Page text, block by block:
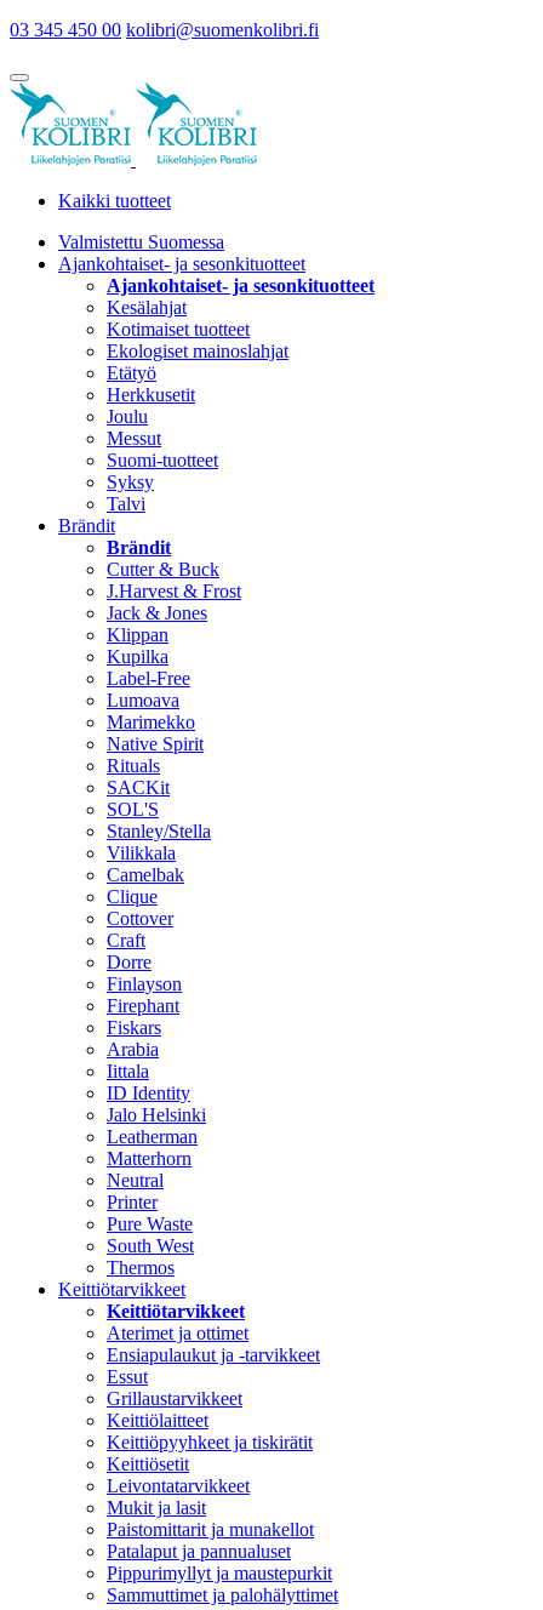
03 345 450 00 kolibri@suomenkolibri.fi
Kaikki tuotteet
Valmistettu Suomessa
Ajankohtaiset- ja sesonkituotteet
Ajankohtaiset- ja sesonkituotteet
Kesälahjat
Kotimaiset tuotteet
Ekologiset mainoslahjat
Etätyö
Herkkusetit
Joulu
Messut
Suomi-tuotteet
Syksy
Talvi
Brändit
Brändit
Cutter & Buck
J.Harvest & Frost
Jack & Jones
Klippan
Kupilka
Label-Free
Lumoava
Marimekko
Native Spirit
Rituals
SACKit
SOL'S
Stanley/Stella
Vilikkala
Camelbak
Clique
Cottover
Craft
Dorre
Finlayson
Firephant
Fiskars
Arabia
Iittala
ID Identity
Jalo Helsinki
Leatherman
Matterhorn
Neutral
Printer
Pure Waste
South West
Thermos
Keittiötarvikkeet
Keittiötarvikkeet
Aterimet ja ottimet
Ensiapulaukut ja -tarvikkeet
Essut
Grillaustarvikkeet
Keittiölaitteet
Keittiöpyyhkeet ja tiskirätit
Keittiösetit
Leivontatarvikkeet
Mukit ja lasit
Paistomittarit ja munakellot
Patalaput ja pannualuset
Pippurimyllyt ja maustepurkit
Sammuttimet ja palohälyttimet